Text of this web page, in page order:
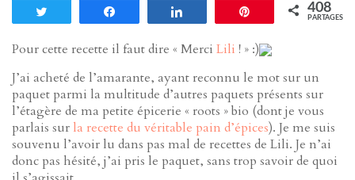
Enregistrer408
PARTAGES
Pour cette recette il faut dire « Merci Lili ! » :)
J’ai acheté de l’amarante, ayant reconnu le mot sur un
paquet parmi la multitude d’autres paquets présents sur
l’étagère de ma petite épicerie « roots » bio (dont je vous
parlais sur la recette du véritable pain d’épices). Je me suis
souvenu l’avoir lu dans pas mal de recettes de Lili. Je n’ai
donc pas hésité, j’ai pris le paquet, sans trop savoir de quoi